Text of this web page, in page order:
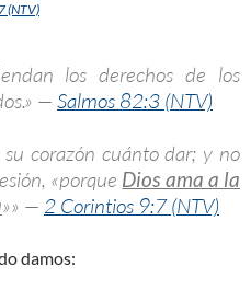
(NTV)
los derechos de los
— Salmos 82:3 (NTV)
corazón cuánto dar; y no
«porque Dios ama a la
»» — 2 Corintios 9:7 (NTV)
damos: